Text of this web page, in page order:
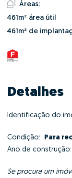
Áreas:
461m² área útil
461m² de
Detalhes
Para
Se procura um